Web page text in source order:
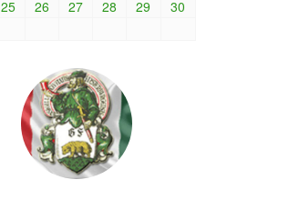
25 26 27 28 29
30